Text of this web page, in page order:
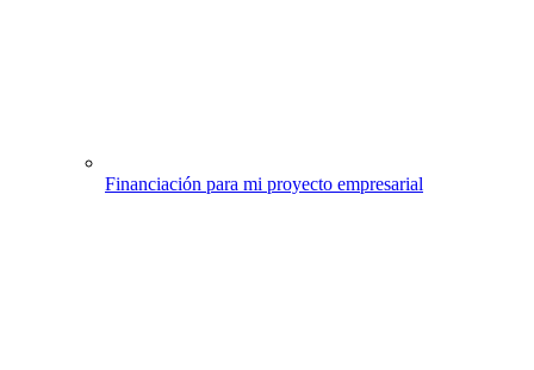
Financiación para mi proyecto empresarial